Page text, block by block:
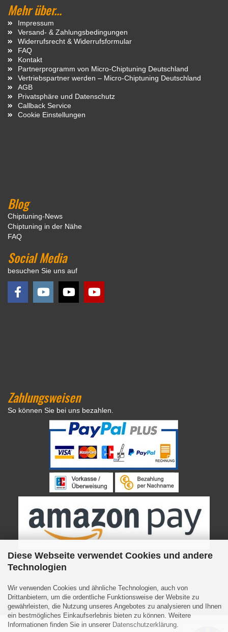
Diese Webseite verwendet Cookies und andere
Technologien
Wir verwenden Cookies und ähnliche Technologien, auch von
Drittanbietern, um die ordentliche Funktionsweise der Website zu
gewährleisten, die Nutzung unseres Angebotes zu analysieren und Ihnen
ein bestmögliches Einkaufserlebnis bieten zu können. Weitere
Informationen finden Sie in unserer Datenschutzerklärung
Mehr über...
Impressum
Versand- & Zahlungsbedingungen
Widerrufsrecht & Widerrufsformular
FAQ
Kontakt
Partnerprogramm von Micro-Chiptuning Deutschland
Vertriebspartner werden – Micro-Chiptuning Deutschland
AGB
Privatsphäre und Datenschutz
Callback Service
Cookie Einstellungen
Blog
Chiptuning-News
Chiptuning in der Nähe
FAQ
Social Media
besuchen Sie uns auf
Zahlungsweisen
So können Sie bei uns bezahlen.
Internetshopby Gambio.de © 2023